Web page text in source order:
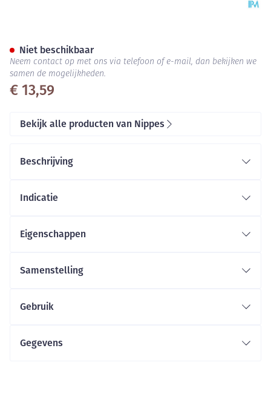
€ 13,59
Niet beschikbaar
Neem contact op met ons via telefoon of e-mail, dan bekijken we
samen de mogelijkheden.
Bekijk alle producten van Nippes
Beschrijving
Indicatie
Eigenschappen
Samenstelling
Gebruik
Gegevens